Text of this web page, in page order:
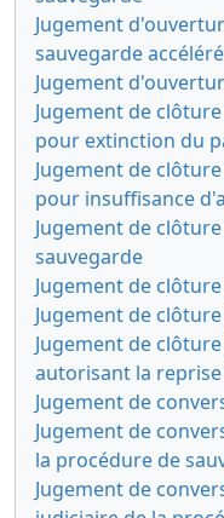
Jugement
sauvegarde
Jugement
Jugement de
pour extinction du
Jugement de
pour insuffisance
Jugement de
sauvegarde
Jugement de
Jugement de
Jugement de
autorisant la
Jugement de
Jugement de
la procédure de
Jugement de